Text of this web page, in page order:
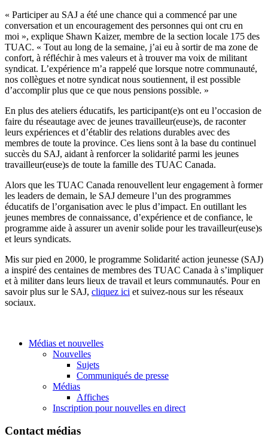
« Participer au SAJ a été une chance qui a commencé par une
conversation et un encouragement des personnes qui ont cru en
moi », explique Shawn Kaizer, membre de la section locale 175 des
TUAC. « Tout au long de la semaine, j’ai eu à sortir de ma zone de
confort, à réfléchir à mes valeurs et à trouver ma voix de militant
syndicat. L’expérience m’a rappelé que lorsque notre communauté,
nos collègues et notre syndicat nous soutiennent, il est possible
d’accomplir plus que ce que nous pensions possible. »
En plus des ateliers éducatifs, les participant(e)s ont eu l’occasion de
faire du réseautage avec de jeunes travailleur(euse)s, de raconter
leurs expériences et d’établir des relations durables avec des
membres de toute la province. Ces liens sont à la base du continuel
succès du SAJ, aidant à renforcer la solidarité parmi les jeunes
travailleur(euse)s de toute la famille des TUAC Canada.
Alors que les TUAC Canada renouvellent leur engagement à former
les leaders de demain, le SAJ demeure l’un des programmes
éducatifs de l’organisation avec le plus d’impact. En outillant les
jeunes membres de connaissance, d’expérience et de confiance, le
programme aide à assurer un avenir solide pour les travailleur(euse)s
et leurs syndicats.
Mis sur pied en 2000, le programme Solidarité action jeunesse (SAJ)
a inspiré des centaines de membres des TUAC Canada à s’impliquer
et à militer dans leurs lieux de travail et leurs communautés. Pour en
savoir plus sur le SAJ, cliquez ici et suivez-nous sur les réseaux
sociaux.
Médias et nouvelles
Nouvelles
Sujets
Communiqués de presse
Médias
Affiches
Inscription pour nouvelles en direct
Contact médias